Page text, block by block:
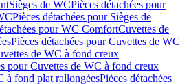
Sièges de WCPièces détachées pour
Pièces détachées pour Sièges de
pour WC ComfortCuvettes de
Pièces détachées pour Cuvettes de WC
de WC à fond creux
pour Cuvettes de WC à fond creux
à fond plat rallongéesPièces détachées